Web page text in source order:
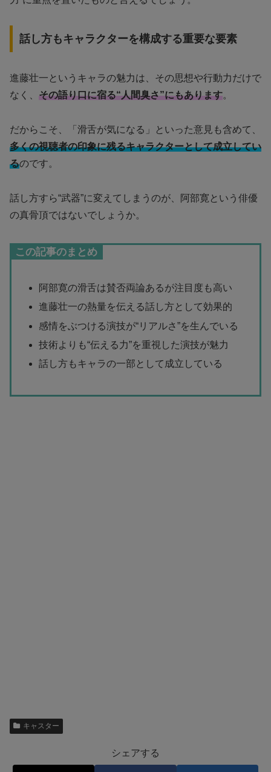
話し方もキャラクターを構成する重要な要素
進藤壮一というキャラの魅力は、その思想や行動力だけで
なく、 その語り口に宿る“人間臭さ”にもあります。
だからこそ、「滑舌が気になる」といった意見も含めて、
多くの視聴者の印象に残るキャラクターとして成立してい
るのです。
話し方すら“武器”に変えてしまうのが、阿部寛という俳優
の真骨頂ではないでしょうか。
この記事のまとめ
阿部寛の滑舌は賛否両論あるが注目度も高い
進藤壮一の熱量を伝える話し方として効果的
感情をぶつける演技が“リアルさ”を生んでいる
技術よりも“伝える力”を重視した演技が魅力
話し方もキャラの一部として成立している
キャスター
シェアする